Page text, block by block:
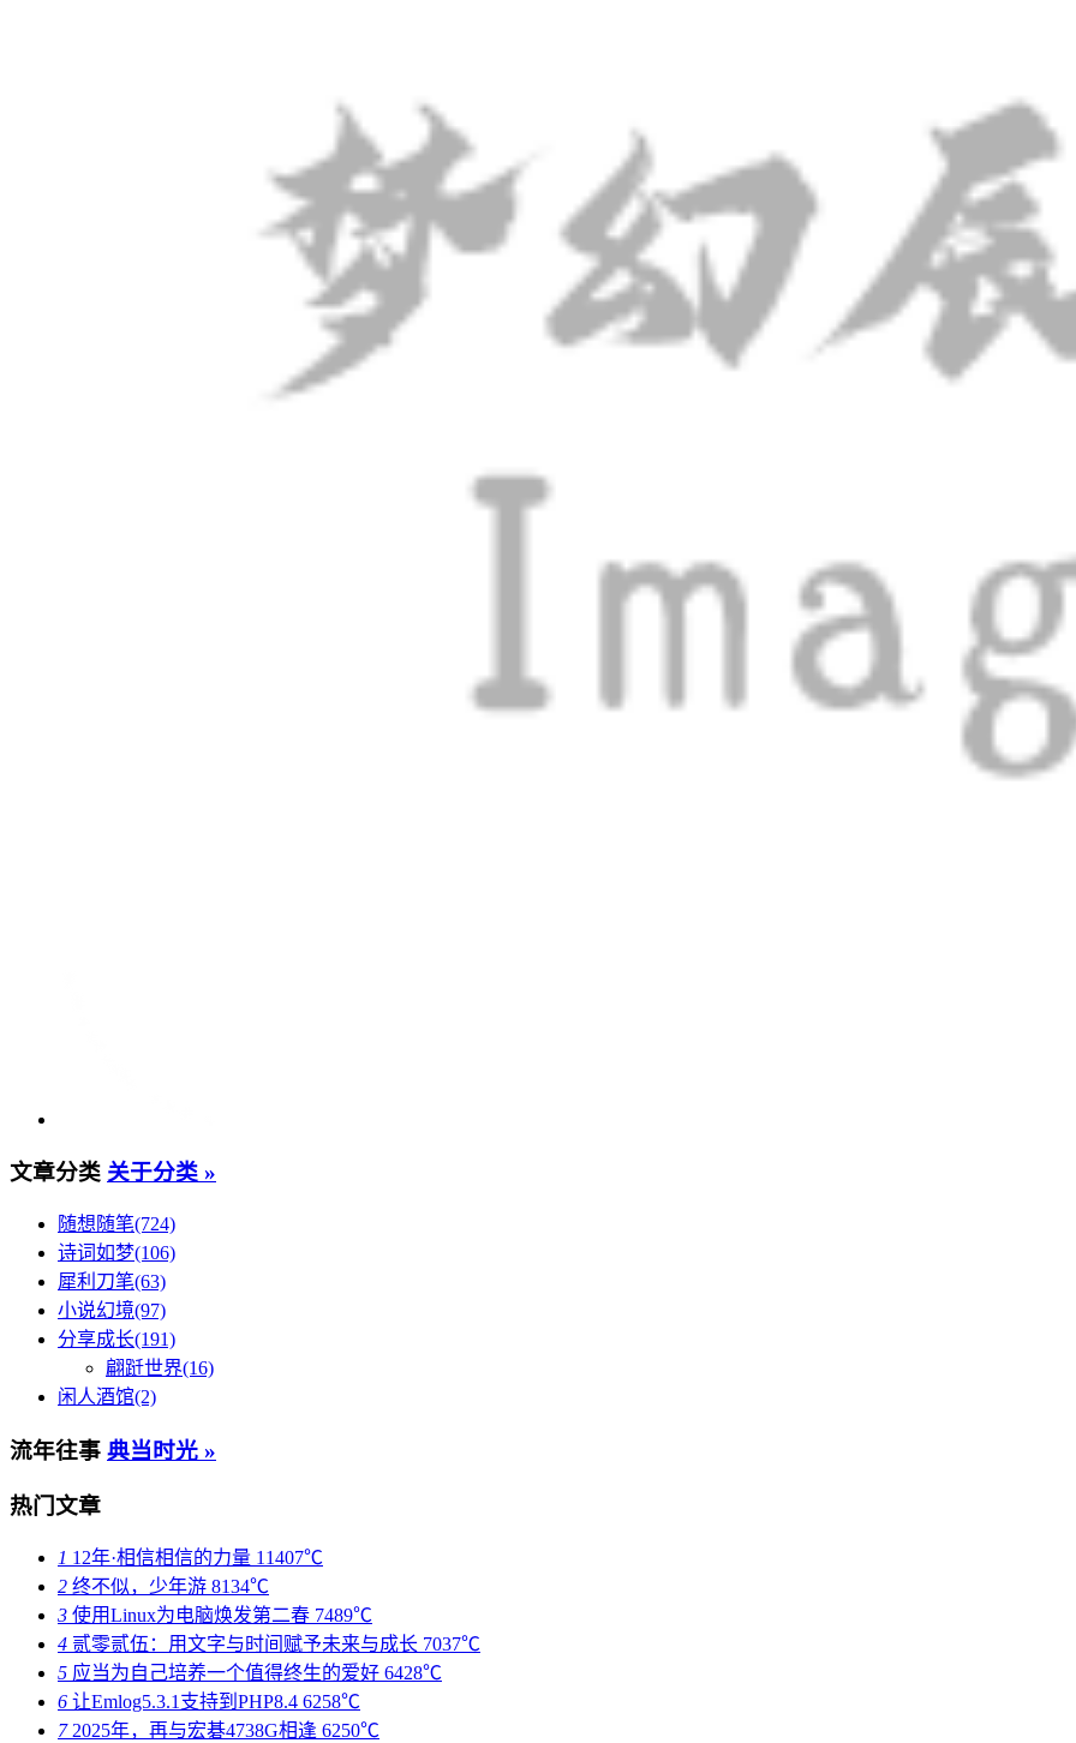
文章分类 关于分类 »
随想随笔(724)
诗词如梦(106)
犀利刀笔(63)
小说幻境(97)
分享成长(191)
翩跹世界(16)
闲人酒馆(2)
流年往事 典当时光 »
热门文章
1 12年·相信相信的力量 11407℃
2 终不似，少年游 8134℃
3 使用Linux为电脑焕发第二春 7489℃
4 贰零贰伍：用文字与时间赋予未来与成长 7037℃
5 应当为自己培养一个值得终生的爱好 6428℃
6 让Emlog5.3.1支持到PHP8.4 6258℃
72025年，再与宏碁4738G相逢 6250℃